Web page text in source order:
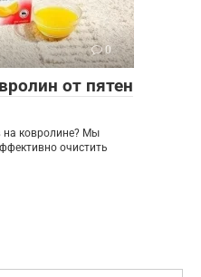
0
от пятен
на ковролине? Мы
очистить